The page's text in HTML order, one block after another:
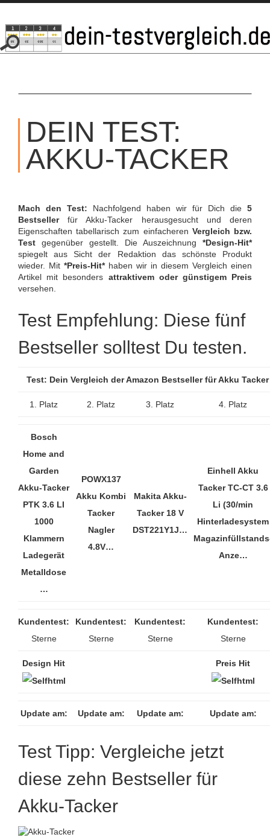
SKIP
CONTENT
DEIN TEST:
AKKU-TACKER
Mach den Test: Nachfolgend haben wir für Dich die 5
Bestsellerfür Akku-Tacker herausgesucht und deren
Eigenschaften tabellarisch zum einfacheren Vergleich bzw.
Test gegenüber gestellt. Die Auszeichnung *Design-Hit*
spiegelt aus Sicht der Redaktion das schönste Produkt
wieder. Mit *Preis-Hit*haben wir in diesem Vergleich einen
Artikel mit besonders attraktivem oder günstigem Preis
versehen.
Test Empfehlung: Diese fünf
Bestseller solltest Du testen.
Test: Dein Vergleich der Amazon Bestseller für Akku
1. Platz 2. Platz 3. Platz 4. Platz
Bosch
Home and
Garden
Akku-Tacker
PTK 3.6 LI
1000
Klammern
Ladegerät
Metalldose
…
POWX137
Akku Kombi
Tacker
Nagler
4.8V…
Makita Akku-
Tacker 18 V
DST221Y1J…
Einhell Akku
Tacker TC-CT 3.6
Li (30/min
Hinterladesystem
Anze…
Kundentest:
Sterne
Kundentest:
Sterne
Kundentest:
Sterne
Kundentest:
Sterne
Design Hit Preis Hit
Update am: Update am: Update am: Update am:
Test Tipp: Vergleiche jetzt
diese zehn Bestseller für
Akku-Tacker